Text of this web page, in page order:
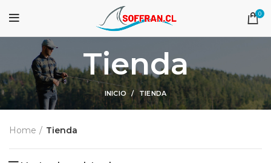
0
Tienda
INICIO TIENDA
Home Tienda